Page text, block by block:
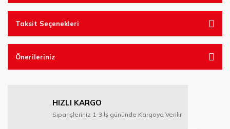
Taksit Seçenekleri
Önerileriniz
HIZLI KARGO
Siparişleriniz 1-3 İş gününde Kargoya Verilir